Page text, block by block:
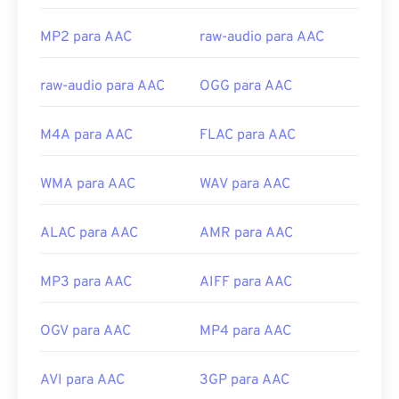
Lançamento inicial:
https://en.wikipedia.org/wiki/Advanced_Audio_Coding
https://www.iso.org/standard/43345.html?
MP2 para AAC raw-audio para AAC
raw-audio para AAC OGG para AAC
M4A para AAC FLAC para AAC
WMA para AAC WAV para AAC
ALAC para AAC AMR para AAC
MP3 para AAC AIFF para AAC
OGV para AAC MP4 para AAC
AVI para AAC 3GP para AAC